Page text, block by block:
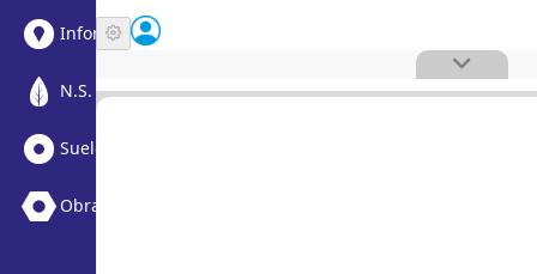
Informe Urbanístico
N.S. Medioambiental
Suelo Vacante + Obras
Obras